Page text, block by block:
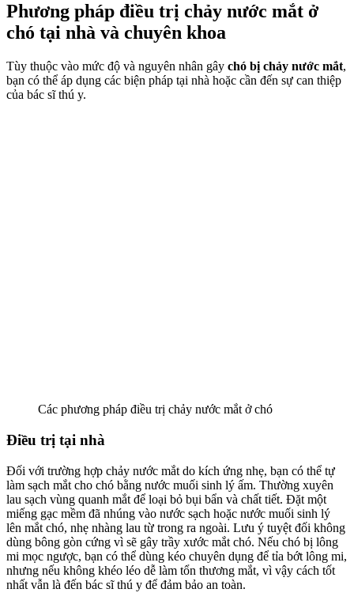
Phương pháp điều trị chảy nước mắt ở
chó tại nhà và chuyên khoa
Tùy thuộc vào mức độ và nguyên nhân gây chó bị chảy nước mắt,
bạn có thể áp dụng các biện pháp tại nhà hoặc cần đến sự can thiệp
của bác sĩ thú y.
Các phương pháp điều trị chảy nước mắt ở chó
Điều trị tại nhà
Đối với trường hợp chảy nước mắt do kích ứng nhẹ, bạn có thể tự
làm sạch mắt cho chó bằng nước muối sinh lý ấm. Thường xuyên
lau sạch vùng quanh mắt để loại bỏ bụi bẩn và chất tiết. Đặt một
miếng gạc mềm đã nhúng vào nước sạch hoặc nước muối sinh lý
lên mắt chó, nhẹ nhàng lau từ trong ra ngoài. Lưu ý tuyệt đối không
dùng bông gòn cứng vì sẽ gây trầy xước mắt chó. Nếu chó bị lông
mi mọc ngược, bạn có thể dùng kéo chuyên dụng để tỉa bớt lông mi,
nhưng nếu không khéo léo dễ làm tổn thương mắt, vì vậy cách tốt
nhất vẫn là đến bác sĩ thú y để đảm bảo an toàn.